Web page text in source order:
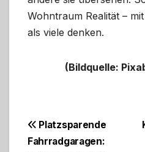
Wohntraum Realität –
als viele denken.
(Bildquelle:
Platzsparende
Fahrradgaragen: